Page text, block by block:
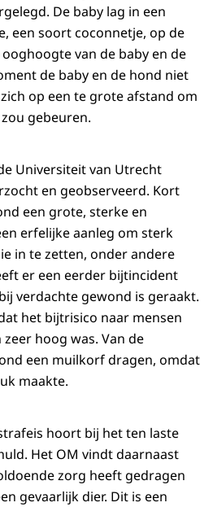
De baby lag in een
een soort coconnetje, op de
van de baby en de
de baby en de hond niet
op een te grote afstand om
gebeuren.
Universiteit van Utrecht
en geobserveerd. Kort
een grote, sterke en
erfelijke aanleg om sterk
in te zetten, onder andere
er een eerder bijtincident
verdachte gewond is geraakt.
het bijtrisico naar mensen
hoog was. Van de
een muilkorf dragen, omdat
maakte.
hoort bij het ten laste
Het OM vindt daarnaast
zorg heeft gedragen
gevaarlijk dier. Dit is een